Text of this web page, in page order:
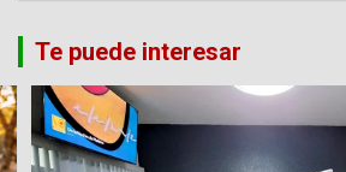
Te puede interesar